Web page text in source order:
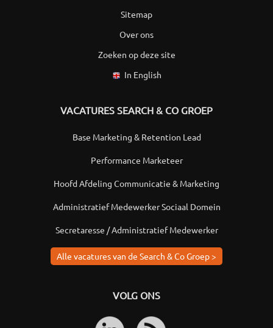
Sitemap
Over ons
Zoeken op deze site
In English
VACATURES SEARCH & CO GROEP
Base Marketing & Retention Lead
Performance Marketeer
Hoofd Afdeling Communicatie & Marketing
Administratief Medewerker Sociaal Domein
Secretaresse / Administratief Medewerker
Alle vacatures van de Search & Co Groep >
VOLG ONS